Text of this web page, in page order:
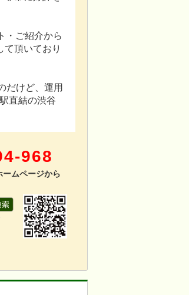
・ご紹介から
て頂いており
だけど、運用
直結の渋谷
968
ームページから